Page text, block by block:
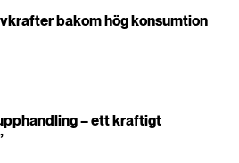
bakom hög konsumtion
– ett kraftigt